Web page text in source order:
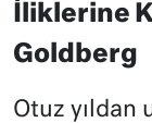
İliklerine
Goldberg
Otuz yıldan